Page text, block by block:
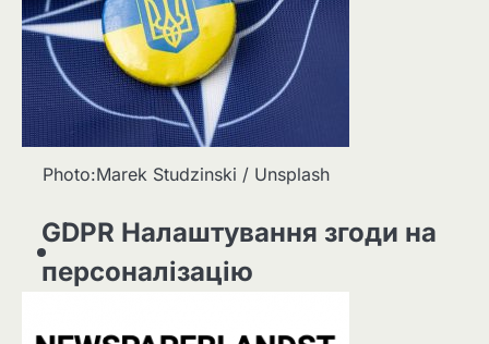
Photo:Marek Studzinski / Unsplash
GDPR Налаштування згоди на
персоналізацію